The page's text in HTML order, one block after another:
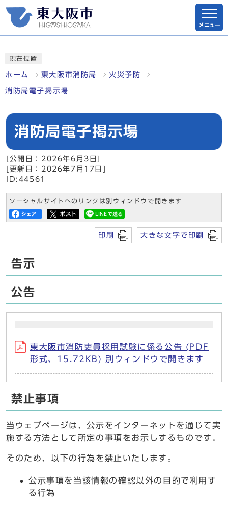
メニュー
現在位置
ホーム 東大阪市消防局 火災予防
消防局電子掲示場
消防局電子掲示場
[公開日：2026年6月3日]
[更新日：2026年7月17日]
ID:44561
ソーシャルサイトへのリンクは別ウィンドウで開きます
印刷 大きな文字で印刷
告示
公告
東大阪市消防吏員採用試験に係る公告 (PDF
形式、15.72KB) 別ウィンドウで開きます
禁止事項
当ウェブページは、公示をインターネットを通じて実
施する方法として所定の事項をお示しするものです。
そのため、以下の行為を禁止いたします。
公示事項を当該情報の確認以外の目的で利用す
る行為